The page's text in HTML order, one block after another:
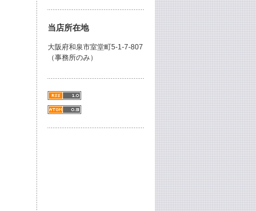
当店所在地
大阪府和泉市室堂町5-1-7-807
（事務所のみ）